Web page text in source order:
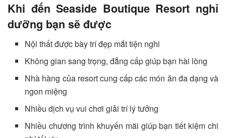
Khi đến Seaside Boutique Resort nghỉ
dưỡng bạn sẽ được
Nội thất được bày trí đẹp mắt tiện nghi
Không gian sang trọng, đẳng cấp giúp bạn hài lòng
Nhà hàng của resort cung cấp các món ăn đa dạng và
ngon miệng
Nhiều dịch vụ vui chơi giải trí lý tưởng
Nhiều chương trình khuyến mãi giúp bạn tiết kiệm chi